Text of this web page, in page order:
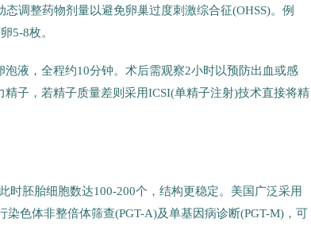
调整药物剂量以避免卵巢过度刺激综合征(OHSS)。例
5-8枚。
液，全程约10分钟。术后需观察2小时以预防出血或感
子，若精子质量差则采用ICSI(单精子注射)技术直接将精
时胚胎细胞数达100-200个，结构更稳定。美国广泛采用
色体非整倍体筛查(PGT-A)及单基因病诊断(PGT-M)，可